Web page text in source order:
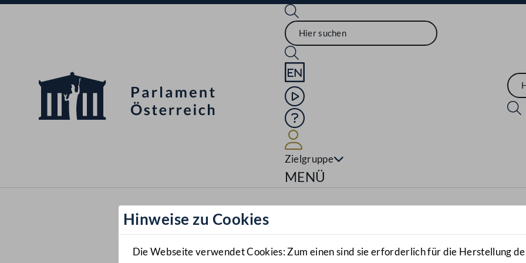
Sprache English
Mediathek
Hilfe
Zielgruppe
Navigationsmenü öffnen
MENÜ
Hinweise zu Cookies
Die Webseite verwendet Cookies: Zum einen sind sie erforderlich für die Herstellung